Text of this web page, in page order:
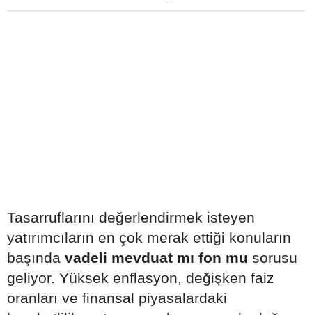
Tasarruflarını değerlendirmek isteyen
yatırımcıların en çok merak ettiği konuların
başında vadeli mevduat mı fon mu sorusu
geliyor. Yüksek enflasyon, değişken faiz
oranları ve finansal piyasalardaki